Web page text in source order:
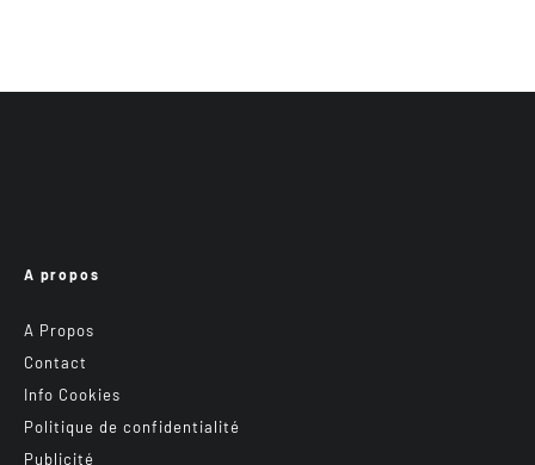
A propos
A Propos
Contact
Info Cookies
Politique de confidentialité
Publicité